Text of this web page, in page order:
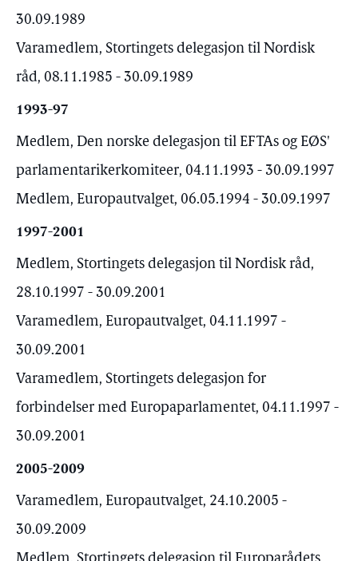
30.09.1989
Varamedlem, Stortingets delegasjon til Nordisk
råd, 08.11.1985 - 30.09.1989
1993-97
Medlem, Den norske delegasjon til EFTAs og EØS'
parlamentarikerkomiteer, 04.11.1993 - 30.09.1997
Medlem, Europautvalget, 06.05.1994 - 30.09.1997
1997-2001
Medlem, Stortingets delegasjon til Nordisk råd,
28.10.1997 - 30.09.2001
Varamedlem, Europautvalget, 04.11.1997 -
30.09.2001
Varamedlem, Stortingets delegasjon for
forbindelser med Europaparlamentet, 04.11.1997 -
30.09.2001
2005-2009
Varamedlem, Europautvalget, 24.10.2005 -
30.09.2009